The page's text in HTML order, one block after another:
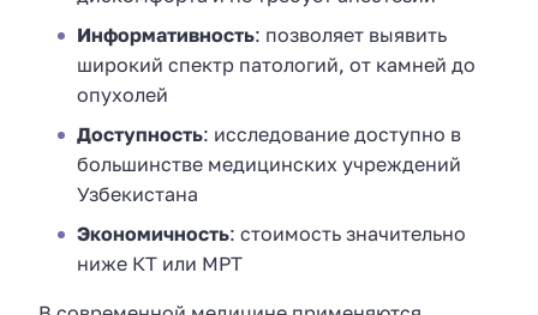
Информативность: позволяет выявить
широкий спектр патологий, от камней до
опухолей
Доступность: исследование доступно в
большинстве медицинских учреждений
Узбекистана
Экономичность: стоимость значительно
ниже КТ или МРТ